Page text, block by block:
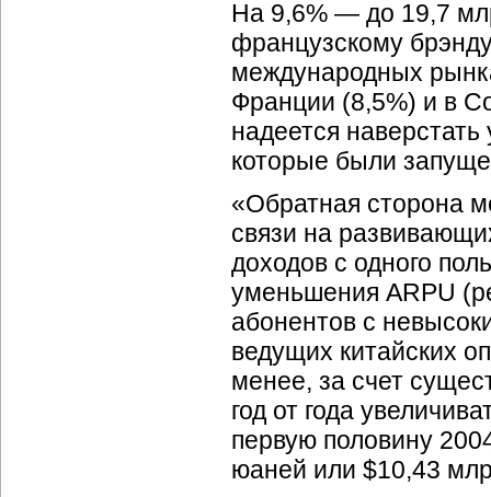
На 9,6% — до 19,7
французскому
международных
Франции (8,5%) и в
надеется наверстать
которые были
«Обратная сторона
связи на
доходов с одного
уменьшения ARPU
абонентов с
ведущих китайских
менее, за счет
год от года
первую половину
юаней или $10,43